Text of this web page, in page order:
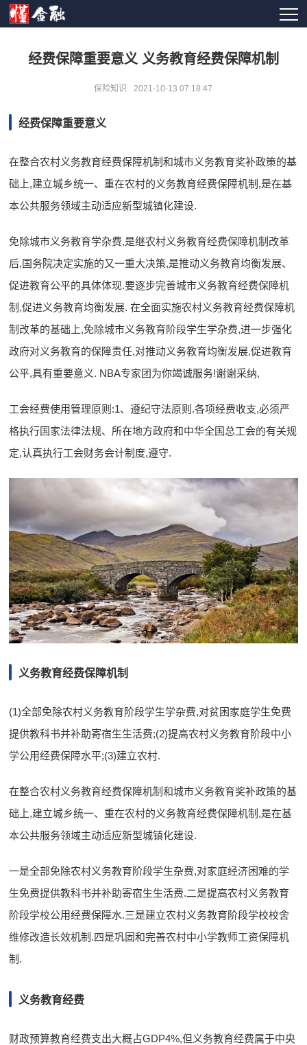
经费保障重要意义 义务教育经费保障机制
保险知识 2021-10-13 07:18:47
经费保障重要意义
在整合农村义务教育经费保障机制和城市义务教育奖补政策的基
础上,建立城乡统一、重在农村的义务教育经费保障机制,是在基
本公共服务领域主动适应新型城镇化建设.
免除城市义务教育学杂费,是继农村义务教育经费保障机制改革
后,国务院决定实施的又一重大决策,是推动义务教育均衡发展、
促进教育公平的具体体现.要逐步完善城市义务教育经费保障机
制,促进义务教育均衡发展. 在全面实施农村义务教育经费保障机
制改革的基础上,免除城市义务教育阶段学生学杂费,进一步强化
政府对义务教育的保障责任,对推动义务教育均衡发展,促进教育
公平,具有重要意义. NBA专家团为你竭诚服务!谢谢采纳,
工会经费使用管理原则:1、遵纪守法原则.各项经费收支,必须严
格执行国家法律法规、所在地方政府和中华全国总工会的有关规
定,认真执行工会财务会计制度,遵守.
义务教育经费保障机制
(1)全部免除农村义务教育阶段学生学杂费,对贫困家庭学生免费
提供教科书并补助寄宿生生活费;(2)提高农村义务教育阶段中小
学公用经费保障水平;(3)建立农村.
在整合农村义务教育经费保障机制和城市义务教育奖补政策的基
础上,建立城乡统一、重在农村的义务教育经费保障机制,是在基
本公共服务领域主动适应新型城镇化建设.
一是全部免除农村义务教育阶段学生杂费,对家庭经济困难的学
生免费提供教科书并补助寄宿生生活费.二是提高农村义务教育
阶段学校公用经费保障水.三是建立农村义务教育阶段学校校舍
维修改造长效机制.四是巩固和完善农村中小学教师工资保障机
制.
义务教育经费
财政预算教育经费支出大概占GDP4%,但义务教育经费属于中央